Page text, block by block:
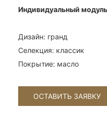
Индивидуальный модуль
Дизайн: гранд
Селекция: классик
Покрытие: масло